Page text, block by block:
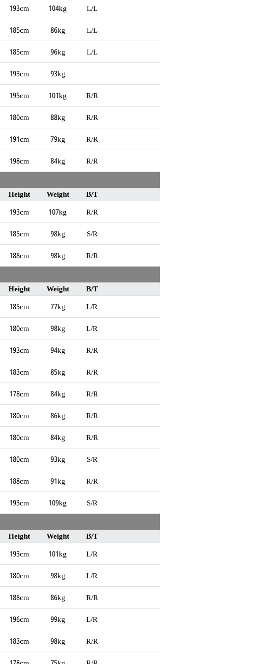
193cm 104kg L/L
185cm 86kg L/L
185cm 96kg L/L
193cm 93kg
195cm 101kg R/R
180cm 88kg R/R
191cm 79kg
R/R
198cm 84kg
R/R
Height Weight B/T
193cm 107kg R/R
185cm 98kg S/R
188cm 98kg
R/R
Height Weight B/T
185cm 77kg L/R
180cm 98kg L/R
193cm 94kg R/R
183cm 85kg R/R
178cm 84kg R/R
180cm 86kg R/R
180cm 84kg R/R
180cm 93kg S/R
188cm 91kg R/R
193cm 109kg
S/R
Height Weight B/T
193cm 101kg L/R
180cm 98kg L/R
188cm 86kg R/R
196cm 99kg L/R
183cm 98kg R/R